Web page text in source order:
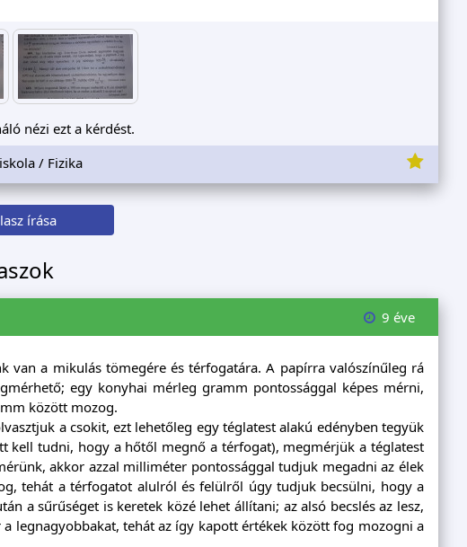
nézi ezt a kérdést.
/ Fizika
írása
9 éve
van a mikulás tömegére és térfogatára. A papírra valószínűleg rá
egy konyhai mérleg gramm pontossággal képes mérni,
között mozog.
a csokit, ezt lehetőleg egy téglatest alakú edényben tegyük
kell tudni, hogy a hőtől megnő a térfogat), megmérjük a téglatest
akkor azzal milliméter pontossággal tudjuk megadni az élek
tehát a térfogatot alulról és felülről úgy tudjuk becsülni, hogy a
a sűrűséget is keretek közé lehet állítani; az alsó becslés az lesz,
legnagyobbakat, tehát az így kapott értékek között fog mozogni a